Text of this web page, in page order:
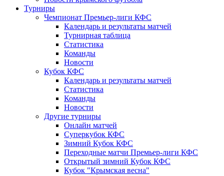
Турниры
Чемпионат Премьер-лиги КФС
Календарь и результаты матчей
Турнирная таблица
Статистика
Команды
Новости
Кубок КФС
Календарь и результаты матчей
Статистика
Команды
Новости
Другие турниры
Онлайн матчей
Суперкубок КФС
Зимний Кубок КФС
Переходные матчи Премьер-лиги КФС
Открытый зимний Кубок КФС
Кубок "Крымская весна"